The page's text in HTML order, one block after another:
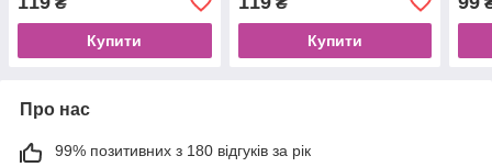
Купити Купити
Про нас
99% позитивних з 180 відгуків за рік